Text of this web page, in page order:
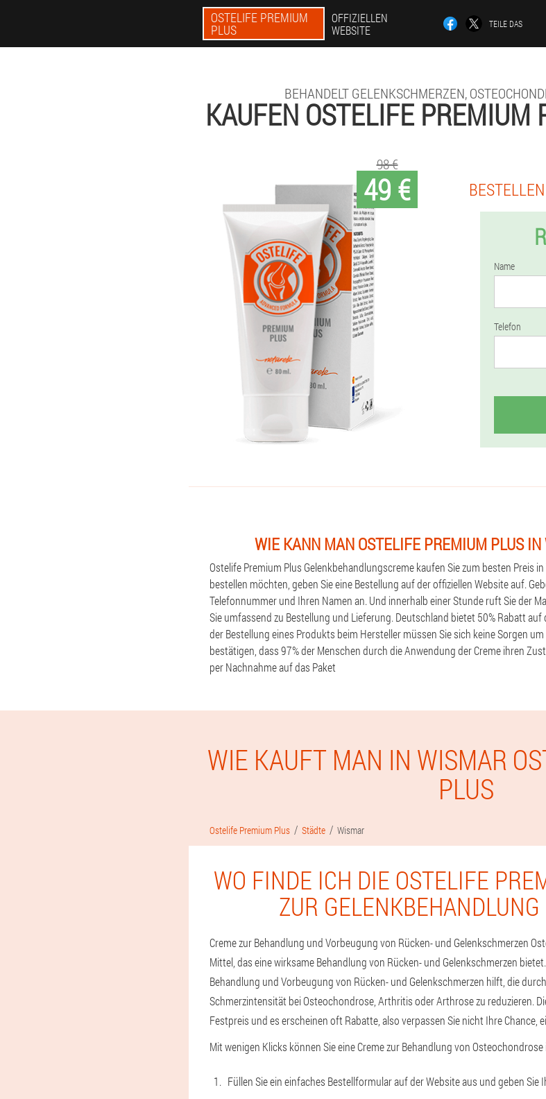
OSTELIFE PREMIUM
PLUS
OFFIZIELLEN
WEBSITE
TEILE DAS
BEHANDELT GELENKSCHMERZEN,
KAUFEN OSTELIFE PREMIUM
49 €
98 €
Name
Telefon
WIE KANN MAN OSTELIFE PREMIUM PLUS
Ostelife Premium Plus Gelenkbehandlungscreme kaufen Sie zum besten Preis
bestellen möchten, geben Sie eine Bestellung auf der offiziellen Website auf.
Telefonnummer und Ihren Namen an. Und innerhalb einer Stunde ruft Sie der
Sie umfassend zu Bestellung und Lieferung. Deutschland bietet 50% Rabatt auf
der Bestellung eines Produkts beim Hersteller müssen Sie sich keine Sorgen
bestätigen, dass 97% der Menschen durch die Anwendung der Creme ihren
per Nachnahme auf das Paket
WIE KAUFT MAN IN WISMAR
PLUS
Ostelife Premium Plus Städte Wismar
WO FINDE ICH DIE OSTELIFE
ZUR
Creme zur Behandlung und Vorbeugung von Rücken- und Gelenkschmerzen
Mittel, das eine wirksame Behandlung von Rücken- und Gelenkschmerzen
Behandlung und Vorbeugung von Rücken- und Gelenkschmerzen hilft, die
Schmerzintensität bei Osteochondrose, Arthritis oder Arthrose zu reduzieren.
Festpreis und es erscheinen oft Rabatte, also verpassen Sie nicht Ihre Chance,
Mit wenigen Klicks können Sie eine Creme zur Behandlung von
Füllen Sie ein einfaches Bestellformular auf der Website aus und geben